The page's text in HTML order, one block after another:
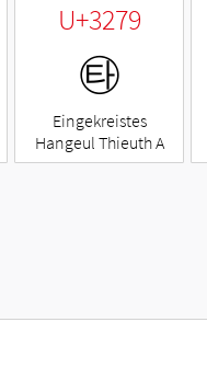
U+3279
㉹
Eingekreistes
Hangeul Thieuth A